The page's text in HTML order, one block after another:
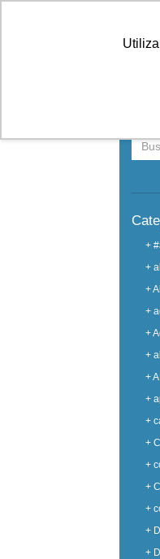
+
+
+
+
+
+
+
+
+
+
+
+
+
+
+